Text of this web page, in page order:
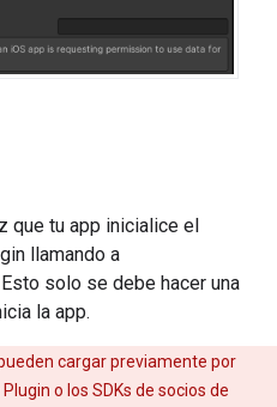
que tu app inicialice el
llamando a
Esto solo se debe hacer una
la app.
cargar previamente por
o los SDKs de socios de